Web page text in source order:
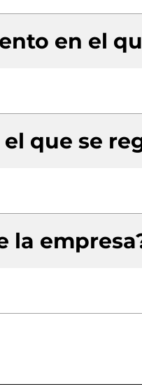
en el
que se
la